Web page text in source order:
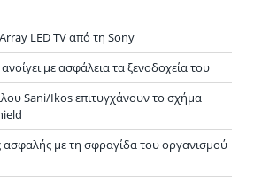
LED TV από τη Sony
με ασφάλεια τα ξενοδοχεία του
Sani/Ikos επιτυγχάνουν το σχήμα
ασφαλής με τη σφραγίδα του οργανισμού